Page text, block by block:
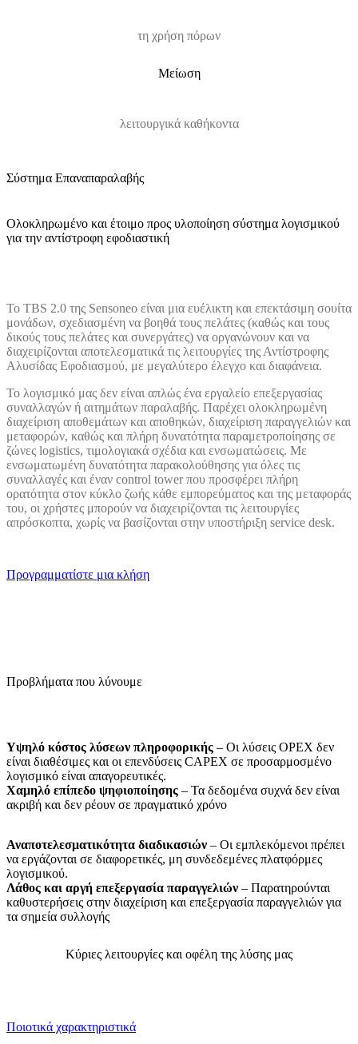
τη χρήση πόρων
Μείωση
λειτουργικά καθήκοντα
Σύστημα Επαναπαραλαβής
Ολοκληρωμένο και έτοιμο προς υλοποίηση σύστημα λογισμικού
για την αντίστροφη εφοδιαστική
Το TBS 2.0 της Sensoneo είναι μια ευέλικτη και επεκτάσιμη σουίτα
μονάδων, σχεδιασμένη να βοηθά τους πελάτες (καθώς και τους
δικούς τους πελάτες και συνεργάτες) να οργανώνουν και να
διαχειρίζονται αποτελεσματικά τις λειτουργίες της Αντίστροφης
Αλυσίδας Εφοδιασμού, με μεγαλύτερο έλεγχο και διαφάνεια.
Το λογισμικό μας δεν είναι απλώς ένα εργαλείο επεξεργασίας
συναλλαγών ή αιτημάτων παραλαβής. Παρέχει ολοκληρωμένη
διαχείριση αποθεμάτων και αποθηκών, διαχείριση παραγγελιών και
μεταφορών, καθώς και πλήρη δυνατότητα παραμετροποίησης σε
ζώνες logistics, τιμολογιακά σχέδια και ενσωματώσεις. Με
ενσωματωμένη δυνατότητα παρακολούθησης για όλες τις
συναλλαγές και έναν control tower που προσφέρει πλήρη
ορατότητα στον κύκλο ζωής κάθε εμπορεύματος και της μεταφοράς
του, οι χρήστες μπορούν να διαχειρίζονται τις λειτουργίες
απρόσκοπτα, χωρίς να βασίζονται στην υποστήριξη service desk.
Προγραμματίστε μια κλήση
Προβλήματα που λύνουμε
Υψηλό κόστος λύσεων πληροφορικής – Οι λύσεις OPEX δεν
είναι διαθέσιμες και οι επενδύσεις CAPEX σε προσαρμοσμένο
λογισμικό είναι απαγορευτικές.
Χαμηλό επίπεδο ψηφιοποίησης – Τα δεδομένα συχνά δεν είναι
ακριβή και δεν ρέουν σε πραγματικό χρόνο
Αναποτελεσματικότητα διαδικασιών – Οι εμπλεκόμενοι πρέπει
να εργάζονται σε διαφορετικές, μη συνδεδεμένες πλατφόρμες
λογισμικού.
Λάθος και αργή επεξεργασία παραγγελιών – Παρατηρούνται
καθυστερήσεις στην διαχείριση και επεξεργασία παραγγελιών για
τα σημεία συλλογής
Κύριες λειτουργίες και οφέλη της λύσης μας
Ποιoτικά χαρακτηριστικά